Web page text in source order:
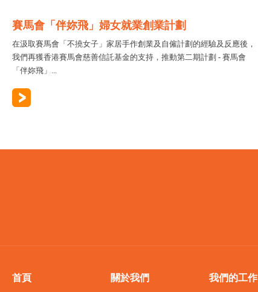
賽馬會「伴妳飛」婦女就業創業計劃
在汲取賽馬會「不撓女子」家居手作創業及自僱計劃的經驗及反應後，
我們再獲香港賽馬會慈善信託基金的支持，推動第二期計劃 - 賽馬會
「伴妳飛」...
首頁 關於我們 我們的工作